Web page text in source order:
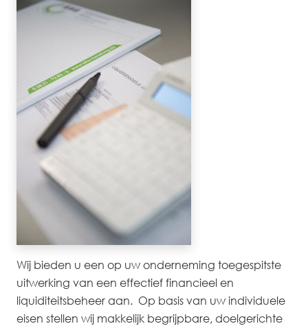
Wij bieden u een op uw onderneming toegespitste
uitwerking van een effectief financieel en
liquiditeitsbeheer aan. Op basis van uw individuele
eisen stellen wij makkelijk begrijpbare, doelgerichte